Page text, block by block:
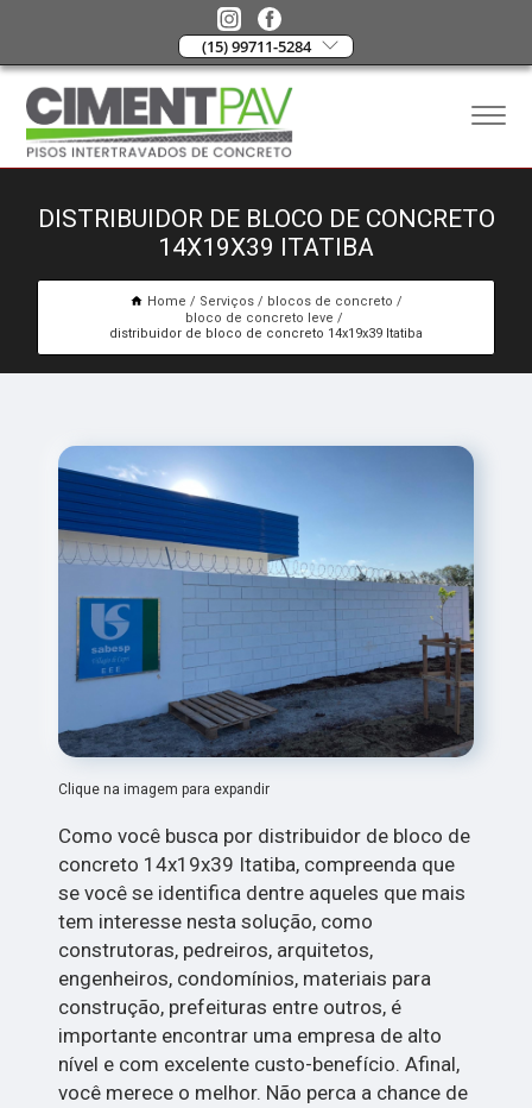
(15) 99711-5284
DISTRIBUIDOR DE BLOCO DE CONCRETO
14X19X39 ITATIBA
Home Serviços
blocos de concreto
bloco de concreto leve
distribuidor de bloco de concreto 14x19x39 Itatiba
Clique na imagem para expandir
Como você busca por distribuidor de bloco de
concreto 14x19x39 Itatiba, compreenda que
se você se identifica dentre aqueles que mais
tem interesse nesta solução, como
construtoras, pedreiros, arquitetos,
engenheiros, condomínios, materiais para
construção, prefeituras entre outros, é
importante encontrar uma empresa de alto
nível e com excelente custo-benefício. Afinal,
você merece o melhor. Não perca a chance de